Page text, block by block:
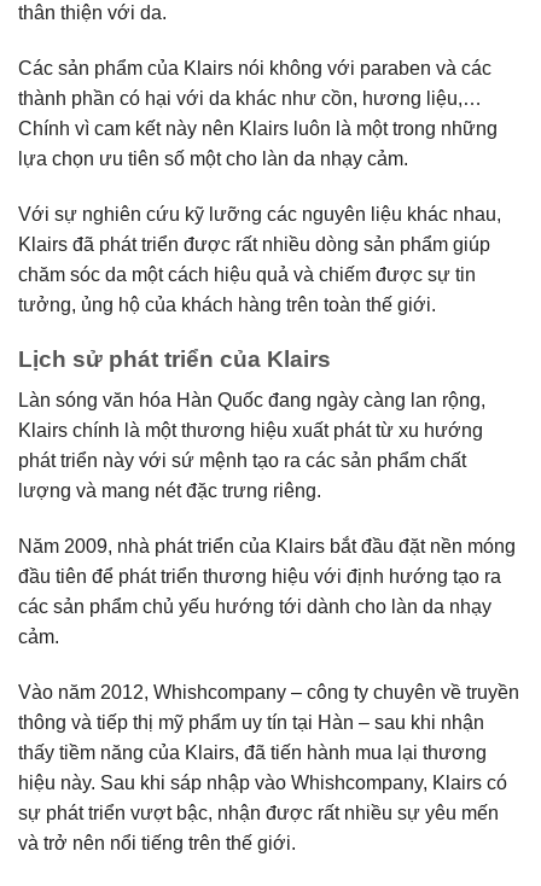
thân thiện với da.
Các sản phẩm của Klairs nói không với paraben và các
thành phần có hại với da khác như cồn, hương liệu,…
Chính vì cam kết này nên Klairs luôn là một trong những
lựa chọn ưu tiên số một cho làn da nhạy cảm.
Với sự nghiên cứu kỹ lưỡng các nguyên liệu khác nhau,
Klairs đã phát triển được rất nhiều dòng sản phẩm giúp
chăm sóc da một cách hiệu quả và chiếm được sự tin
tưởng, ủng hộ của khách hàng trên toàn thế giới.
Lịch sử phát triển của Klairs
Làn sóng văn hóa Hàn Quốc đang ngày càng lan rộng,
Klairs chính là một thương hiệu xuất phát từ xu hướng
phát triển này với sứ mệnh tạo ra các sản phẩm chất
lượng và mang nét đặc trưng riêng.
Năm 2009, nhà phát triển của Klairs bắt đầu đặt nền móng
đầu tiên để phát triển thương hiệu với định hướng tạo ra
các sản phẩm chủ yếu hướng tới dành cho làn da nhạy
cảm.
Vào năm 2012, Whishcompany – công ty chuyên về truyền
thông và tiếp thị mỹ phẩm uy tín tại Hàn – sau khi nhận
thấy tiềm năng của Klairs, đã tiến hành mua lại thương
hiệu này. Sau khi sáp nhập vào Whishcompany, Klairs có
sự phát triển vượt bậc, nhận được rất nhiều sự yêu mến
và trở nên nổi tiếng trên thế giới.